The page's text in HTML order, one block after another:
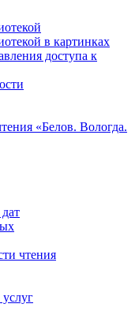
в картинках
доступа к
«Белов. Вологда.
чтения